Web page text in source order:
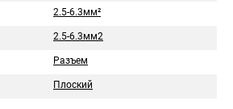
2.5-6.3мм²
2.5-6.3мм2
Разъем
Плоский